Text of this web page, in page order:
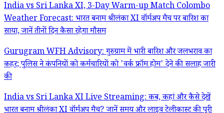
India vs Sri Lanka XI, 3-Day Warm-up Match Colombo
Weather Forecast: भारत बनाम श्रीलंका XI वॉर्मअप मैच पर बारिश का
साया, जानें तीनों दिन कैसा रहेगा मौसम
Gurugram WFH Advisory: गुरुग्राम में भारी बारिश और जलभराव का
कहर; पुलिस ने कंपनियों को कर्मचारियों को 'वर्क फ्रॉम होम' देने की सलाह जारी
की
India vs Sri Lanka XI Live Streaming: कब, कहां और कैसे देखें